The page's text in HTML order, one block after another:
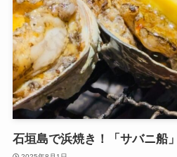
石垣島で浜焼き！「サバニ船